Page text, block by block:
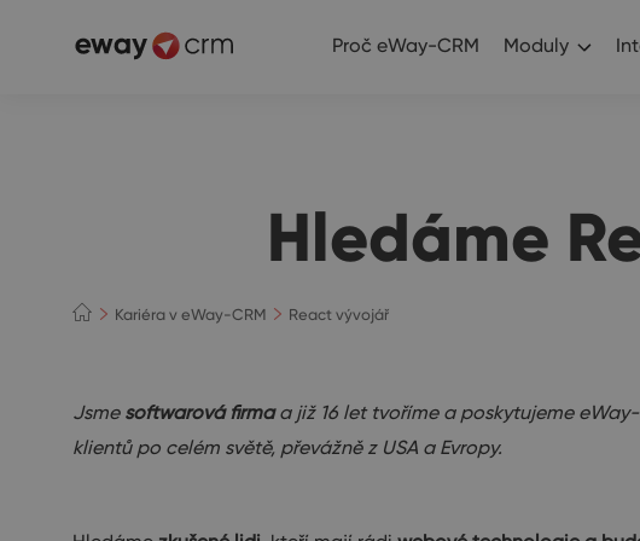
Proč eWay-CRM Moduly
Hledáme
Kariéra v eWay-CRM React vývojář
Jsme softwarová firmaa již 16 let tvoříme a poskytujeme eWay-
klientů po celém světě, převážně z USA a Evropy.